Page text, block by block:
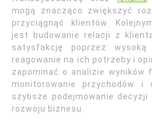
mogą znacząco zwiększyć
przyciągnąć klientów.
jest budowanie relacji z
satysfakcję poprzez
reagowanie na ich potrzeby i
zapominać o analizie wyników
monitorowanie przychodów i
szybsze podejmowanie
rozwoju biznesu.